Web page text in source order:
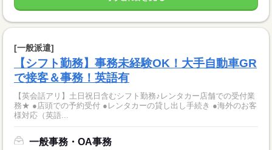
[一般派遣]
【シフト勤務】事務未経験OK！大手自動車GR
で接客＆事務！英語有
【英会話アリ】土日祝日含むシフト勤務♪レンタカー店舗での受付業
務★ ●店頭での予約受付 ●レンタカーの貸し出し手続き ●海外のお客
様対応（英語...
一般事務・OA事務